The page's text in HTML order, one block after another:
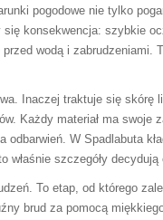
pogodowe nie tylko
konsekwencja: szybkie
wodą i zabrudzeniami.
Inaczej traktuje się skórę
Każdy materiał ma swoje
W Spadlabuta
właśnie szczegóły
To etap, od którego
brud za pomocą